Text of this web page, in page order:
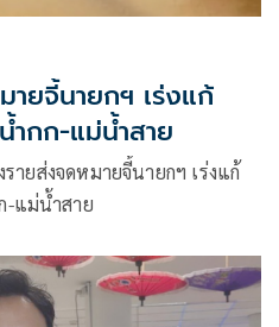
ายจี้นายกฯ เร่งแก้
กก-แม่น้ำสาย
ายส่งจดหมายจี้นายกฯ เร่งแก้
แม่น้ำสาย